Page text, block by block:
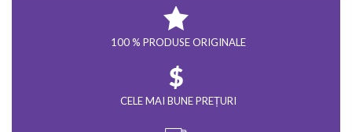
100 % PRODUSE ORIGINALE
CELE MAI BUNE PREȚURI